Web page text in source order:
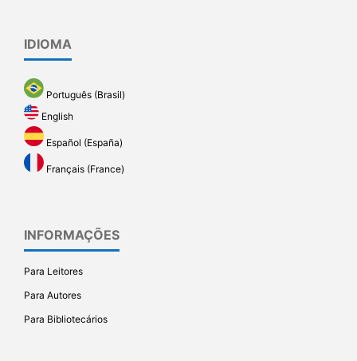
IDIOMA
Português (Brasil)
English
Español (España)
Français (France)
INFORMAÇÕES
Para Leitores
Para Autores
Para Bibliotecários